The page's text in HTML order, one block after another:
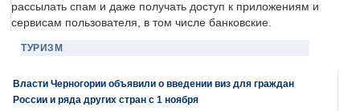
рассылать спам и даже получать доступ к приложениям и
сервисам пользователя, в том числе банковские.
ТУРИЗМ
Власти Черногории объявили о введении виз для граждан
России и ряда других стран с 1 ноября